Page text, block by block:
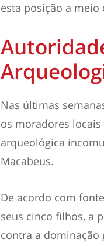
esta posição a
Nas últimas
os moradores
arqueológica
Macabeus.
De acordo com
seus cinco filhos, a
contra a dominação